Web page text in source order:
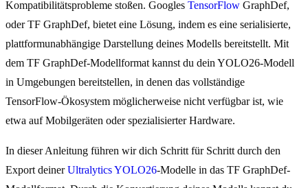
Kompatibilitätsprobleme stoßen. Googles TensorFlow GraphDef,
oder TF GraphDef, bietet eine Lösung, indem es eine serialisierte,
plattformunabhängige Darstellung deines Modells bereitstellt. Mit
dem TF GraphDef-Modellformat kannst du dein YOLO26-Modell
in Umgebungen bereitstellen, in denen das vollständige
TensorFlow-Ökosystem möglicherweise nicht verfügbar ist, wie
etwa auf Mobilgeräten oder spezialisierter Hardware.
In dieser Anleitung führen wir dich Schritt für Schritt durch den
Export deinerUltralytics YOLO26-Modelle in das TF GraphDef-